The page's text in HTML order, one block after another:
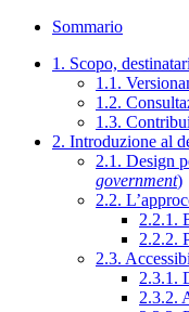
Sommario
1. Scopo,
1.1.
1.2.
1.3.
2. Introduzione al
2.1. Design
government)
2.2.
2.2.1.
2.2.2.
2.3.
2.3.1.
2.3.2.